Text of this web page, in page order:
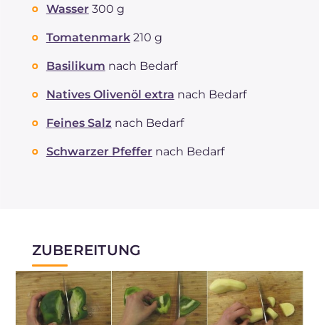
Wasser 300 g
Tomatenmark 210 g
Basilikum nach Bedarf
Natives Olivenöl extra nach Bedarf
Feines Salz nach Bedarf
Schwarzer Pfeffer nach Bedarf
ZUBEREITUNG